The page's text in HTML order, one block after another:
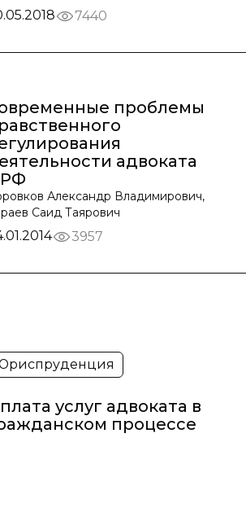
7440
проблемы
адвоката
РФ
Александр Владимирович,
Саид Таярович
3957
услуг адвоката в
процессе